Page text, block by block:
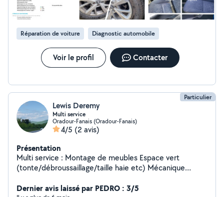
Réparation de voiture Diagnostic automobile
Voir le profil Contacter
Particulier
Lewis Deremy
Multi service
Oradour-Fanais (Oradour-Fanais)
4/5 (2 avis)
Présentation
Multi service : Montage de meubles Espace vert
(tonte/débroussaillage/taille haie etc) Mécanique
Dernier avis laissé par PEDRO : 3/5